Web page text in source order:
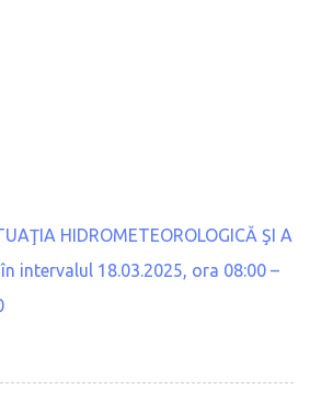
HIDROMETEOROLOGICĂ ŞI A
în intervalul 18.03.2025, ora 08:00 –